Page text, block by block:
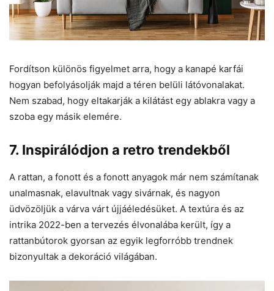
Fordítson különös figyelmet arra, hogy a kanapé karfái
hogyan befolyásolják majd a téren belüli látóvonalakat.
Nem szabad, hogy eltakarják a kilátást egy ablakra vagy a
szoba egy másik elemére.
7. Inspirálódjon a retro trendekből
A rattan, a fonott és a fonott anyagok már nem számítanak
unalmasnak, elavultnak vagy sivárnak, és nagyon
üdvözöljük a várva várt újjáéledésüket. A textúra és az
intrika 2022-ben a tervezés élvonalába került, így a
rattanbútorok gyorsan az egyik legforróbb trendnek
bizonyultak a dekoráció világában.